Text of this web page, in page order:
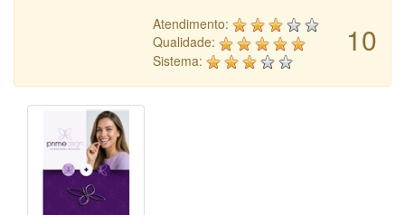
10
Atendimento:
Qualidade:
Sistema: